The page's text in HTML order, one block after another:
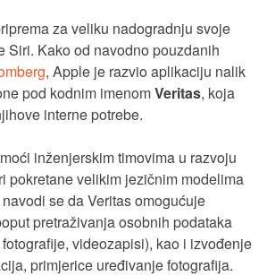
za veliku nadogradnju svoje
Siri. Kako od navodno pouzdanih
, Apple je razvio aplikaciju nalik
pod kodnim imenomVeritas, koja
interne potrebe.
inženjerskim timovima u razvoju
pokretane velikim jezičnim modelima
se da Veritas omogućuje
pretraživanja osobnih podataka
videozapisi), kao i izvođenje
primjerice uređivanje fotografija.